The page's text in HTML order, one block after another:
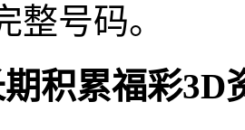
整号码。
积累福彩3D